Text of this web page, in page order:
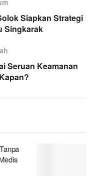
Siapkan Strategi
Singkarak
Seruan Keamanan